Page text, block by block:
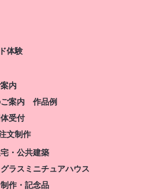
体験
内
ご案内 作品例
受付
文制作
・公共建築
ラスミニチュアハウス
作・記念品